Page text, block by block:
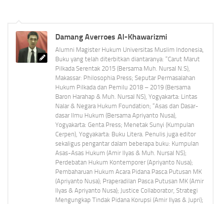
Damang Averroes Al-Khawarizmi
Alumni Magister Hukum Universitas Muslim Indonesia,
Buku yang telah diterbitkan diantaranya: “Carut Marut
Pilkada Serentak 2015 (Bersama Muh. Nursal N.S),
Makassar: Philosophia Press; Seputar Permasalahan
Hukum Pilkada dan Pemilu 2018 – 2019 (Bersama
Baron Harahap & Muh. Nursal NS), Yogyakarta: Lintas
Nalar & Negara Hukum Foundation; “Asas dan Dasar-
dasar Ilmu Hukum (Bersama Apriyanto Nusa),
Yogyakarta: Genta Press; Menetak Sunyi (Kumpulan
Cerpen), Yogyakarta: Buku Litera. Penulis juga editor
sekaligus pengantar dalam beberapa buku: Kumpulan
Asas-Asas Hukum (Amir Ilyas & Muh. Nursal NS);
Perdebatan Hukum Kontemporer (Apriyanto Nusa);
Pembaharuan Hukum Acara Pidana Pasca Putusan MK
(Apriyanto Nusa); Praperadilan Pasca Putusan MK (Amir
Ilyas & Apriyanto Nusa); Justice Collaborator, Strategi
Mengungkap Tindak Pidana Korupsi (Amir Ilyas & Jupri);